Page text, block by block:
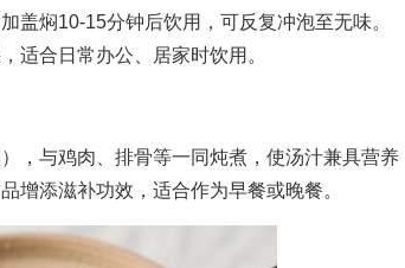
焖10-15分钟后饮用，可反复冲泡至无味。
适合日常办公、居家时饮用。
与鸡肉、排骨等一同炖煮，使汤汁兼具营养
增添滋补功效，适合作为早餐或晚餐。